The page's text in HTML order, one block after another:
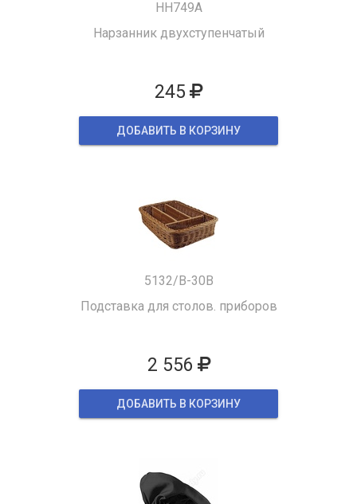
HH749A
Нарзанник двухступенчатый
245
ДОБАВИТЬ В КОРЗИНУ
5132/B-30B
Подставка для столов. приборов
2 556
ДОБАВИТЬ В КОРЗИНУ